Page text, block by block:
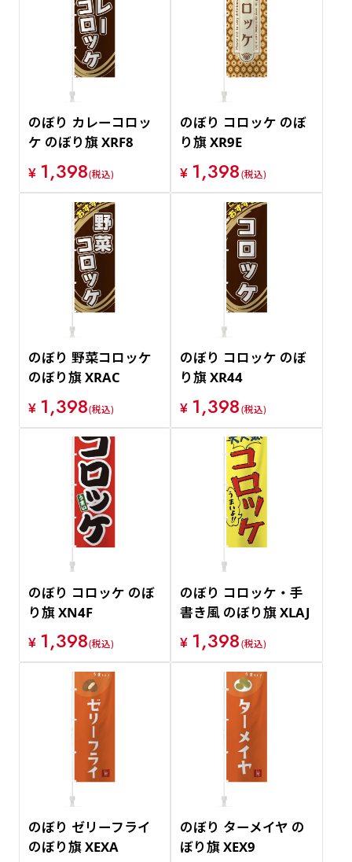
のぼり カレーコロッ
ケ のぼり旗 XRF8
¥ 1,398(税込)
のぼり コロッケ のぼ
り旗 XR9E
¥ 1,398(税込)
のぼり 野菜コロッケ
のぼり旗 XRAC
¥ 1,398(税込)
のぼり コロッケ のぼ
り旗 XR44
¥ 1,398(税込)
のぼり コロッケ のぼ
り旗 XN4F
¥ 1,398(税込)
のぼり コロッケ・手
書き風 のぼり旗 XLAJ
¥ 1,398(税込)
のぼり ゼリーフライ
のぼり旗 XEXA
のぼり ターメイヤ の
ぼり旗 XEX9